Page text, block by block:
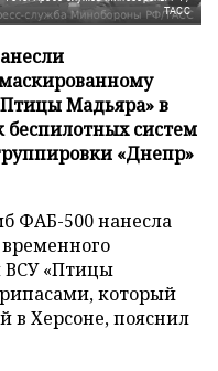
ТАСС
Мадьяра» в
беспилотных систем
«Днепр»
ФАБ-500 нанесла
ВСУ «Птицы
который
в Херсоне, пояснил